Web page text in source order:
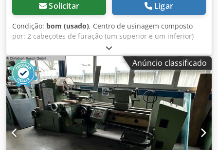
Solicitar Ligar
Condição: bom (usado), Centro de usinagem composto
por: 2 cabeçotes de furação (um superior e um inferior)
para furações verticais e horizontais, 1 conjunto fresador
superior e 1 inferior, 1 conjunto de serra superior e 1
inferior. COMPOSIÇÃO PADRÃO. Djdpfx Ajy E Ir Een Newa
Anúncio classificado